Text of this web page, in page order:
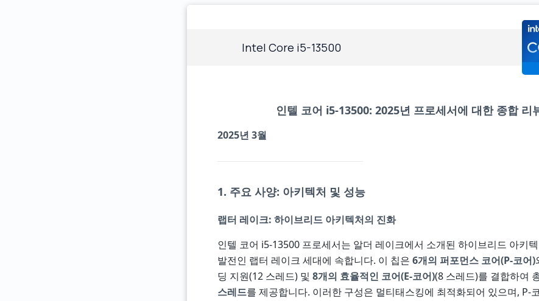
Intel Core i5-13500
인텔 코어 i5-13500: 2025년 프로세서에 대한 종합 리
2025년 3월
1. 주요 사양: 아키텍처 및 성능
랩터 레이크: 하이브리드 아키텍처의 진화
인텔 코어 i5-13500 프로세서는 알더 레이크에서 소개된 하이브리드 아키
발전인 랩터 레이크 세대에 속합니다. 이 칩은 6개의 퍼포먼스 코어(P-코어)
딩 지원(12 스레드) 및 8개의 효율적인 코어(E-코어)(8 스레드)를 결합하여
스레드를 제공합니다. 이러한 구성은 멀티태스킹에 최적화되어 있으며, P-